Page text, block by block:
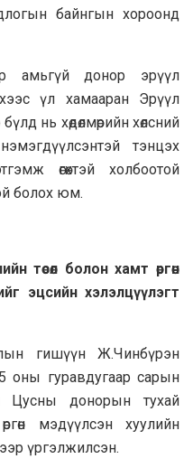
байнгын хороонд
амьгүй донор эрүүл
үл хамааран Эрүүл
нь хөдөлмөрийн хөлсний
тэнцэх
өгөхтэй холбоотой
болох юм.
төсөл болон хамт өргөн
эцсийн хэлэлцүүлэгт
гишүүн Ж.Чинбүрэн
оны гуравдугаар сарын
Цусны донорын тухай
мэдүүлсэн хуулийн
үргэлжилсэн.